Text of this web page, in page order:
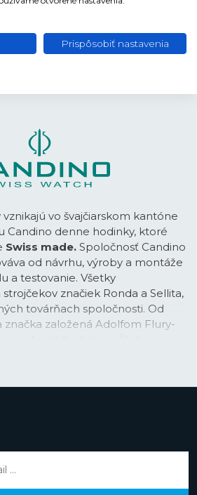
Preklápacia
vo švajčiarskom kantóne
Candino denne hodinky, ktoré
Swiss made. Spoločnosť Candino
od návrhu, výroby a montáže
a testovanie. Všetky
značiek Ronda a Sellita,
továrňach spoločnosti. Od
značka založená Adolfom Flury-
made a sú známe svojou
prevedenie každých hodiniek,
vlastné digitálne hodinky,
s mesačnou fázou av roku
rokoch dostala do širokého
keď sa stala oficiálnou
Prispôsobiť nastavenia